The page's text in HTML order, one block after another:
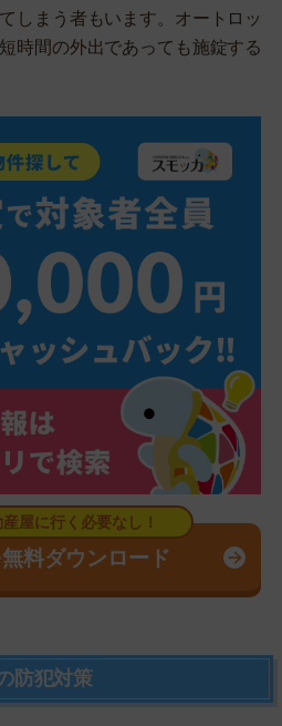
しまう者もいます。オートロッ
時間の外出であっても施錠する
料ダウンロード
防犯対策